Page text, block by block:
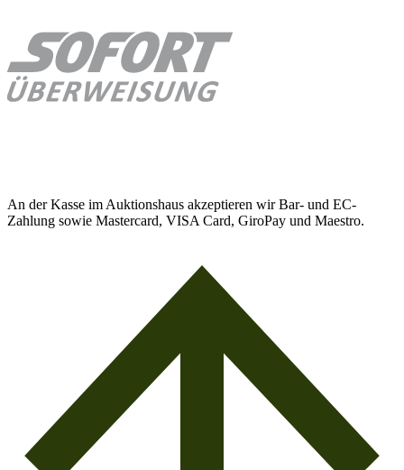
An der Kasse im Auktionshaus akzeptieren wir Bar- und EC-
Zahlung sowie Mastercard, VISA Card, GiroPay und Maestro.